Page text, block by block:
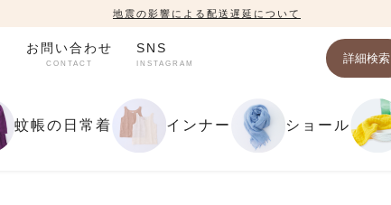
地震の影響による配送遅延について
お問い合わせ
CONTACT
SNS
INSTAGRAM 詳細検索
蚊帳の日常着 インナー ショール